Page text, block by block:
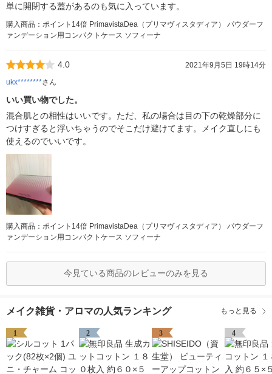
単に開閉する蓋があるのも気に入っています。
購入商品：ポイント14倍 PrimavistaDea（プリマヴィスタディア） パウダーフ
ァンデーション用コンパクトケース ソフィーナ
4.0
2021年9月5日 19時14分
ukx********さん
いい買い物でした。
混合肌との相性はいいです。ただ、私の場合は目の下の乾燥部分に
つけすぎると浮いちゃうのでそこだけ避けてます。メイク直しにも
使えるのでいいです。
購入商品：ポイント14倍 PrimavistaDea（プリマヴィスタディア） パウダーフ
ァンデーション用コンパクトケース ソフィーナ
今見ている商品のレビューのみを見る
メイク雑貨・アロマの人気ランキング もっと見る
1 2 3 4